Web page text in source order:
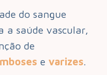
do sangue
a saúde vascular,
de
evarizes.